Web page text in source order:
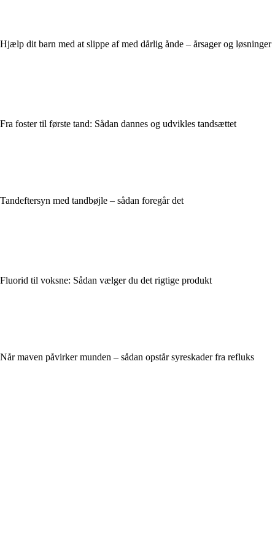
Hjælp dit barn med at slippe af med dårlig ånde – årsager og løsninger
Fra foster til første tand: Sådan dannes og udvikles tandsættet
Tandeftersyn med tandbøjle – sådan foregår det
Fluorid til voksne: Sådan vælger du det rigtige produkt
Når maven påvirker munden – sådan opstår syreskader fra refluks